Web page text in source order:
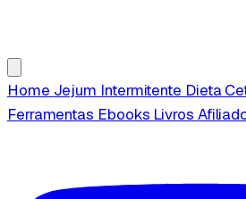
Home Jejum Intermitente Dieta
Ferramentas Ebooks Livros